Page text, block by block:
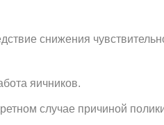
снижения
яичников.
случае причиной